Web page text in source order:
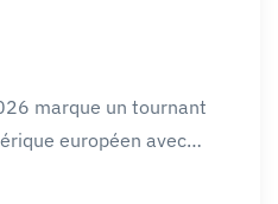
marque un tournant
européen avec…